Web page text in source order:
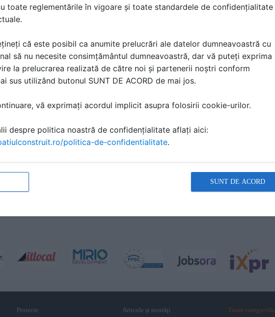
vă produsele și serviciile pe SpatiulConstruit.ro!
Proiecte Articole și noutăţi Toate categoriile
toate reglementările în vigoare și toate standardele de confidențialitate
că este posibil ca anumite prelucrări ale datelor dumneavoastră cu
să nu necesite consimțământul dumneavoastră, dar vă puteți exprima
la prelucrarea realizată de către noi și partenerii noștri conform
sus utilizând butonul SUNT DE ACORD de mai jos.
vă exprimați acordul implicit asupra folosirii cookie-urilor.
despre politica noastră de confidențialitate aflați aici:
politica-de-confidentialitate.
SUNT DE ACORD